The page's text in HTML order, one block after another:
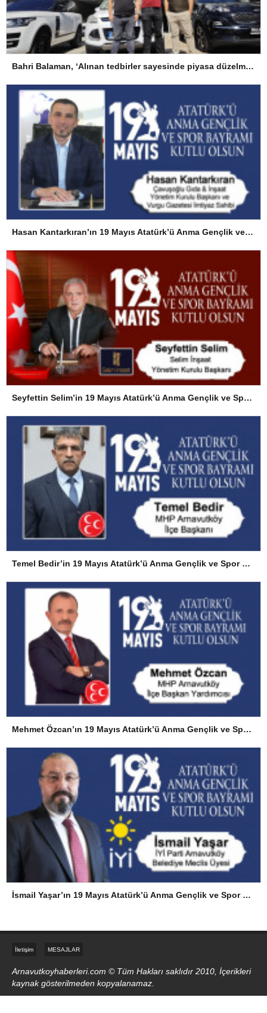
Bahri Balaman, ‘Alınan tedbirler sayesinde piyasa düzelme eğiliminde’
Hasan Kantarkıran’ın 19 Mayıs Atatürk’ü Anma Gençlik ve Spor Bayramı Mesajı
Seyfettin Selim’in 19 Mayıs Atatürk’ü Anma Gençlik ve Spor Bayramı Mesajı
Temel Bedir’in 19 Mayıs Atatürk’ü Anma Gençlik ve Spor Bayramı Mesajı
Mehmet Özcan’ın 19 Mayıs Atatürk’ü Anma Gençlik ve Spor Bayramı Mesajı
İsmail Yaşar’ın 19 Mayıs Atatürk’ü Anma Gençlik ve Spor Bayramı Mesajı
İletişim MESAJLAR
Arnavutkoyhaberleri.com © Tüm Hakları saklıdır 2010, İçerikleri
kaynak gösterilmeden kopyalanamaz.